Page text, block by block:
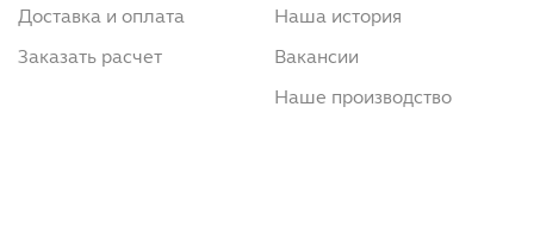
Доставка и оплата
Заказать расчет
Наша история
Вакансии
Наше производство